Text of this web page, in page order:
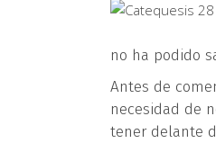
no ha podido
Antes de
necesidad de
tener delante